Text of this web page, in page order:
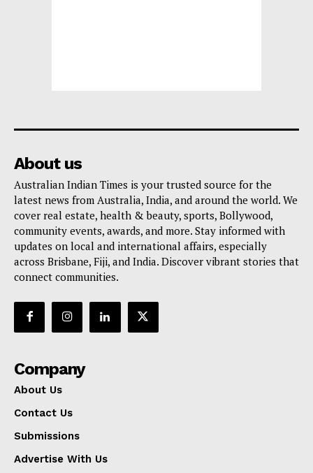
About us
Australian Indian Times is your trusted source for the
latest news from Australia, India, and around the world. We
cover real estate, health & beauty, sports, Bollywood,
community events, awards, and more. Stay informed with
updates on local and international affairs, especially
across Brisbane, Fiji, and India. Discover vibrant stories that
connect communities.
Company
About Us
Contact Us
Submissions
Advertise With Us